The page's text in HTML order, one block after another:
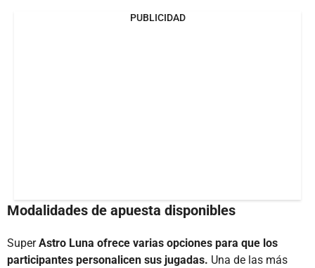
PUBLICIDAD
Modalidades de apuesta disponibles
SuperAstro Luna ofrece varias opciones para que los
participantes personalicen sus jugadas. Una de las más